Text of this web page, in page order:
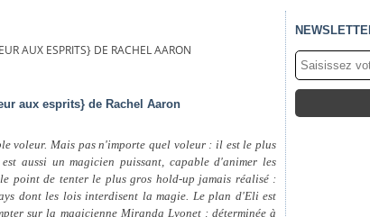
AUX ESPRITS} DE RACHEL AARON
aux esprits} de Rachel Aaron
voleur. Mais pas n'importe quel voleur : il est le plus
aussi un magicien puissant, capable d'animer les
point de tenter le plus gros hold-up jamais réalisé :
dont les lois interdisent la magie. Le plan d'Eli est
sur la magicienne Miranda Lyonet : déterminée à